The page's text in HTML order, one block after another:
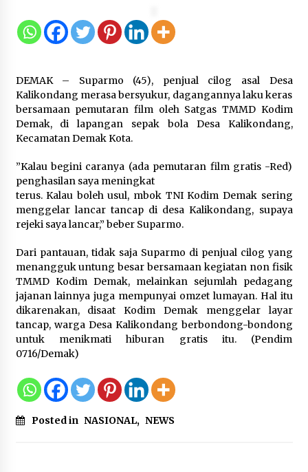
Apel Pagi, Tekankan Semangat
Kemerdekaan dan Optimalisasi
10 Agustus 2026
Semarak HUT ke-81 RI, Lapas
Perempuan Tangerang Ikuti Donor
Darah dan Fun Walk Kementerian
9 Agustus 2026
Inovasi Perahu Layar Percepat
Pendirian Perseroan Perorangan
9 Agustus 2026
Wagub Malut Apresiasi
Pendampingan Layanan Hukum
Gratis, Kakanwil: Pencatatan Hak
9 Agustus 2026
Kemenkum Malut Semarakkan HUT
RI dan Hari Pengayoman ke-81
DEMAK – Suparmo (45), penjual cilog asal Desa
Kalikondang merasa bersyukur, dagangannya laku keras
bersamaan pemutaran film oleh Satgas TMMD Kodim
Demak, di lapangan sepak bola Desa Kalikondang,
Kecamatan Demak Kota.
”Kalau begini caranya (ada pemutaran film gratis -Red)
penghasilan saya meningkat
terus. Kalau boleh usul, mbok TNI Kodim Demak sering
menggelar lancar tancap di desa Kalikondang, supaya
rejeki saya lancar,” beber Suparmo.
Dari pantauan, tidak saja Suparmo di penjual cilog yang
menangguk untung besar bersamaan kegiatan non fisik
TMMD Kodim Demak, melainkan sejumlah pedagang
jajanan lainnya juga mempunyai omzet lumayan. Hal itu
dikarenakan, disaat Kodim Demak menggelar layar
tancap, warga Desa Kalikondang berbondong-bondong
untuk menikmati hiburan gratis itu. (Pendim
0716/Demak)
Posted in NASIONAL, NEWS